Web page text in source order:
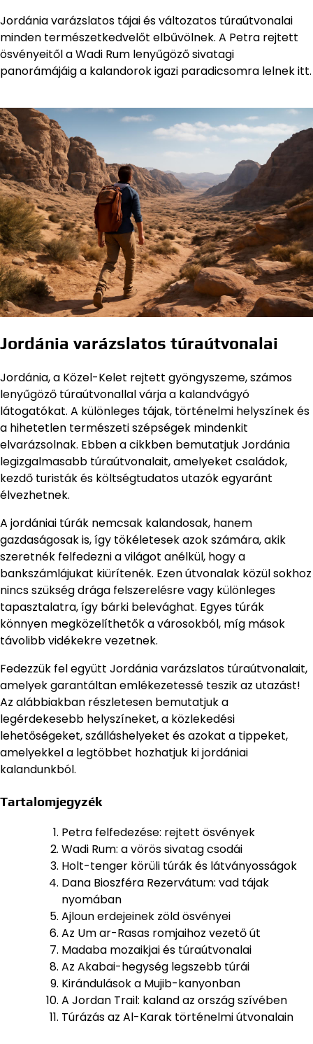
Jordánia varázslatos tájai és változatos túraútvonalai
minden természetkedvelőt elbűvölnek. A Petra rejtett
ösvényeitől a Wadi Rum lenyűgöző sivatagi
panorámájáig a kalandorok igazi paradicsomra lelnek itt.
Jordánia varázslatos túraútvonalai
Jordánia, a Közel-Kelet rejtett gyöngyszeme, számos
lenyűgöző túraútvonallal várja a kalandvágyó
látogatókat. A különleges tájak, történelmi helyszínek és
a hihetetlen természeti szépségek mindenkit
elvarázsolnak. Ebben a cikkben bemutatjuk Jordánia
legizgalmasabb túraútvonalait, amelyeket családok,
kezdő turisták és költségtudatos utazók egyaránt
élvezhetnek.
A jordániai túrák nemcsak kalandosak, hanem
gazdaságosak is, így tökéletesek azok számára, akik
szeretnék felfedezni a világot anélkül, hogy a
bankszámlájukat kiürítenék. Ezen útvonalak közül sokhoz
nincs szükség drága felszerelésre vagy különleges
tapasztalatra, így bárki belevághat. Egyes túrák
könnyen megközelíthetők a városokból, míg mások
távolibb vidékekre vezetnek.
Fedezzük fel együtt Jordánia varázslatos túraútvonalait,
amelyek garantáltan emlékezetessé teszik az utazást!
Az alábbiakban részletesen bemutatjuk a
legérdekesebb helyszíneket, a közlekedési
lehetőségeket, szálláshelyeket és azokat a tippeket,
amelyekkel a legtöbbet hozhatjuk ki jordániai
kalandunkból.
Tartalomjegyzék
Petra felfedezése: rejtett ösvények
Wadi Rum: a vörös sivatag csodái
Holt-tenger körüli túrák és látványosságok
Dana Bioszféra Rezervátum: vad tájak
nyomában
Ajloun erdejeinek zöld ösvényei
Az Um ar-Rasas romjaihoz vezető út
Madaba mozaikjai és túraútvonalai
Az Akabai-hegység legszebb túrái
Kirándulások a Mujib-kanyonban
A Jordan Trail: kaland az ország szívében
Túrázás az Al-Karak történelmi útvonalain